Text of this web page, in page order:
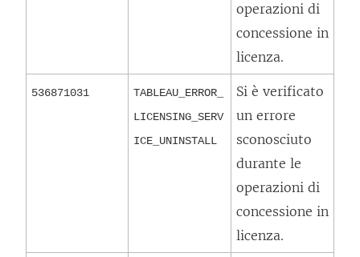
operazioni di
concessione in
licenza.
536871031
TABLEAU_ERROR_
LICENSING_SERV
ICE_UNINSTALL
Si è verificato
un errore
sconosciuto
durante le
operazioni di
concessione in
licenza.